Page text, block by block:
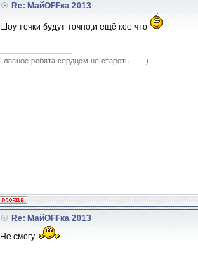
Re: МайOFFка 2013
Шоу точки будут точно,и ещё кое что
Главное ребята сердцем не стареть...... ;)
Re: МайOFFка 2013
Не смогу.